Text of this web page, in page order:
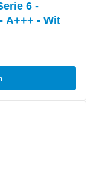
6 -
A+++ - Wit